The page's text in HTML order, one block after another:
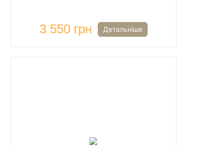
3 550 грн Детальніше